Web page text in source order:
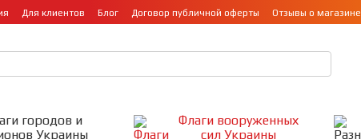
Для клиентов Блог Договор публичной оферты Отзывы о магазине
городов и
Украины
Флаги вооруженных
сил Украины